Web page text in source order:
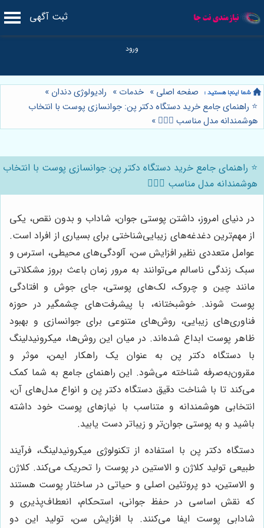
ثبت آگهی
صفحه اصلی » خدمات » رادیولوژی دندان »
⭐️ راهنمای جامع خرید دستگاه دکتر پن: جوانسازی پوست با انتخاب
هوشمندانه مدل مناسب 👩🏻‍⚕️ »
⭐️ راهنمای جامع خرید دستگاه دکتر پن: جوانسازی پوست با انتخاب
هوشمندانه مدل مناسب 👩🏻‍⚕️
در دنیای امروز، داشتن پوستی جوان، شاداب و بدون نقص، یکی
از مهم‌ترین دغدغه‌های زیبایی‌شناختی برای بسیاری از افراد است.
عوامل متعددی نظیر افزایش سن، آلودگی‌های محیطی، استرس و
سبک زندگی ناسالم می‌توانند به مرور زمان باعث بروز مشکلاتی
مانند چین و چروک، لک‌های پوستی، جای جوش و افتادگی
پوست شوند. خوشبختانه، با پیشرفت‌های چشمگیر در حوزه
فناوری‌های زیبایی، روش‌های متنوعی برای جوانسازی و بهبود
ظاهر پوست ابداع شده‌اند. در میان این روش‌ها، میکرونیدلینگ
با دستگاه دکتر پن به عنوان یک راهکار ایمن، موثر و
مقرون‌به‌صرفه شناخته می‌شود. این راهنمای جامع به شما کمک
می‌کند تا با شناخت دقیق دستگاه دکتر پن و انواع مدل‌های آن،
انتخابی هوشمندانه و متناسب با نیازهای پوست خود داشته
باشید و به پوستی جوان‌تر و زیباتر دست یابید.
دستگاه دکتر پن با استفاده از تکنولوژی میکرونیدلینگ، فرآیند
طبیعی تولید کلاژن و الاستین در پوست را تحریک می‌کند. کلاژن
و الاستین، دو پروتئین اصلی و حیاتی در ساختار پوست هستند
که نقش اساسی در حفظ جوانی، استحکام، انعطاف‌پذیری و
شادابی پوست ایفا می‌کنند. با افزایش سن، تولید این دو